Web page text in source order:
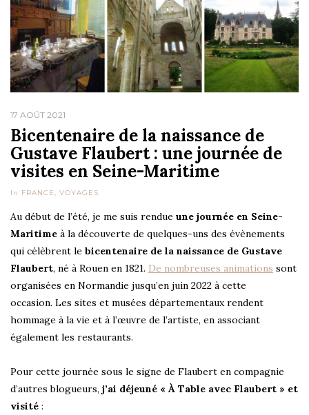
17 AOÛT 2021
Bicentenaire de la naissance de
Gustave Flaubert : une journée de
visites en Seine-Maritime
In FRANCE, VOYAGES
Au début de l’été, je me suis rendue une journée en Seine-
Maritime à la découverte de quelques-uns des évènements
qui célèbrent le bicentenaire de la naissance de Gustave
Flaubert, né à Rouen en 1821. De nombreuses animations sont
organisées en Normandie jusqu’en juin 2022 à cette
occasion. Les sites et musées départementaux rendent
hommage à la vie et à l’œuvre de l’artiste, en associant
également les restaurants.
Pour cette journée sous le signe de Flaubert en compagnie
d’autres blogueurs, j’ai déjeuné « À Table avec Flaubert » et
visité :